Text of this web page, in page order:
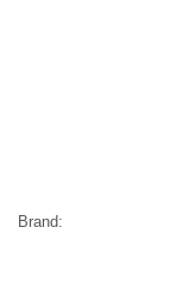
Brand: